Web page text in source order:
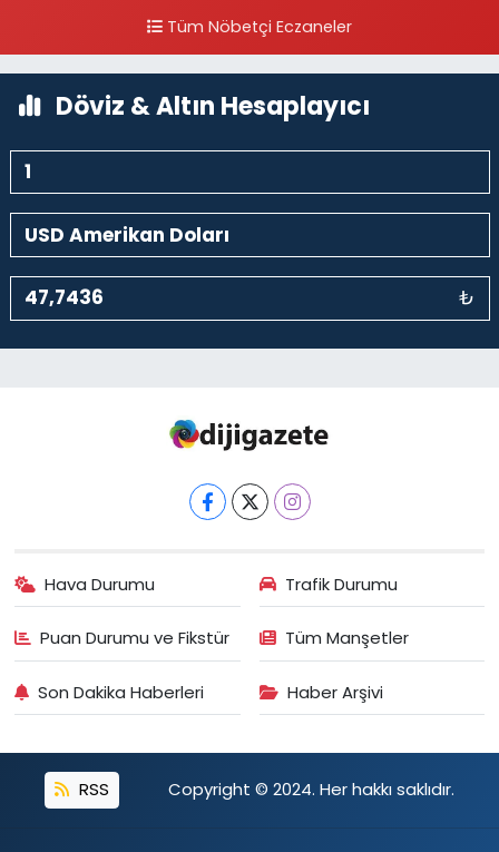
kalaycıbahçe Meydana DoğruTüm Nöbetçi Eczaneler
Döviz & Altın Hesaplayıcı
₺
Hava Durumu Trafik Durumu
Puan Durumu ve Fikstür Tüm Manşetler
Son Dakika Haberleri Haber Arşivi
RSS Copyright © 2024. Her hakkı saklıdır.